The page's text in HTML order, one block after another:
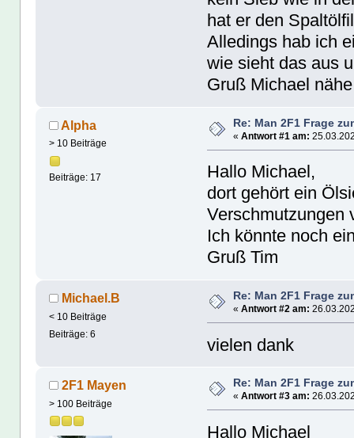
hat er den
Alledings hab ich
wie sieht das aus
Gruß Michael
Alpha
> 10 Beiträge
Beiträge: 17
Re: Man 2F1 Frage
« Antwort #1 am:
Hallo Michael,
dort gehört ein
Verschmutzungen
Ich könnte noch
Gruß Tim
Michael.B
< 10 Beiträge
Beiträge: 6
Re: Man 2F1 Frage
« Antwort #2 am:
vielen dank
2F1 Mayen
> 100 Beiträge
Re: Man 2F1 Frage
« Antwort #3 am:
Hallo Michael